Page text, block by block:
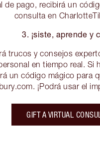
de pago, recibirá un
consulta en
3. ¡siste, aprende y
trucos y consejos
en tiempo real.
un código mágico para
¡Podrá usar el
GIFT A VIRTUAL